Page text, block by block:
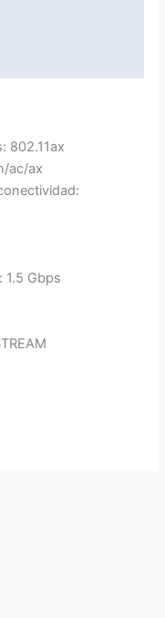
802.11ax
ac/ax
1.5 Gbps